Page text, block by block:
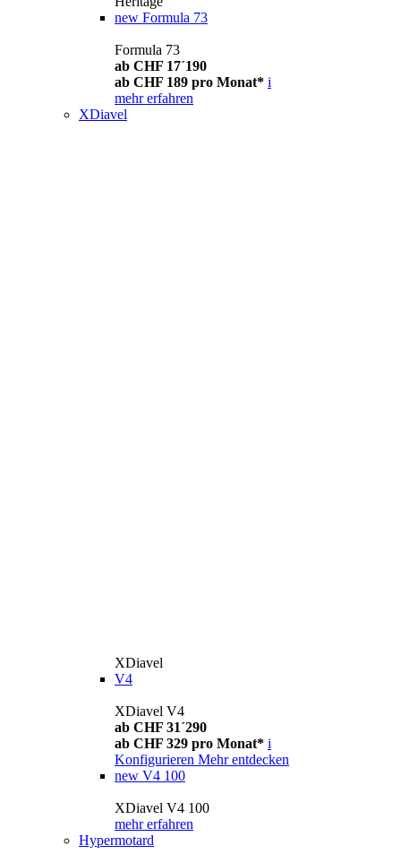
new Formula 73
Formula 73
ab CHF 17´190
ab CHF 189 pro Monat* i
mehr erfahren
XDiavel
XDiavel
V4
XDiavel V4
ab CHF 31´290
ab CHF 329 pro Monat* i
Konfigurieren Mehr entdecken
new V4 100
XDiavel V4 100
mehr erfahren
Hypermotard